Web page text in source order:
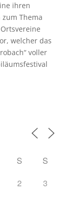
ihren
Thema
welcher das
voller
S
S
2 3